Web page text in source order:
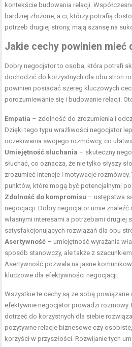
kontekście budowania relacji.
bardziej złożone, a ci, którzy potrafią
potrzeb drugiej strony, mają szansę na
Jakie cechy powinien mieć
Dobry negocjator to osoba, która potrafi
dochodzić do korzystnych dla obu stron
powinien posiadać szereg kluczowych
porozumiewanie się i budowanie relacji.
Empatia – zdolność do zrozumienia i
Dzięki tego typu wrażliwości negocjator
oczekiwania swojego rozmówcy, co
Umiejętność słuchania – skuteczny
słuchać, co oznacza, że nie tylko słyszy
zrozumieć intencje i motywacje
punktów, które mogą być potencjalnymi
Zdolność do kompromisu – ustępstwa
negocjacji. Dobry negocjator umie
własnymi interesami a potrzebami drugiej
satysfakcjonujących rozwiązań dla obu
Asertywność – umiejętność wyrażania
sposób stanowczy, ale także z
Asertywność pozwala na jasne
kluczowe dla efektywności negocjacji.
Wszystkie te cechy są ze sobą powiązane
efektywnie negocjator prowadzi rozmowy.
dotrzeć do korzystnych dla siebie
pozytywne relacje biznesowe czy
korzyści w przyszłości. Rozwijanie tych